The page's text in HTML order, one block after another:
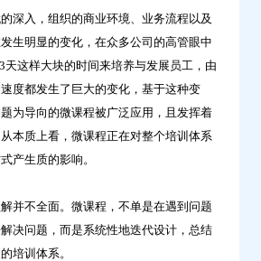
深入，组织的商业环境、业务流程以及
生明显的变化，在众多公司的高管眼中
天这样大块的时间来培养与发展员工，由
度都发生了巨大的变化，基于这种变
为导向的微课程被广泛应用，且发挥着
本质上看，微课程正在对整个培训体系
产生质的影响。
并不全面。微课程，不单是在遇到问题
决问题，而是系统性地迭代设计，总结
培训体系。